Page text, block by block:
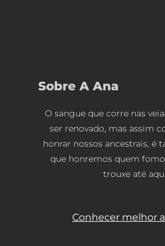
Sobre A Ana
O sangue que corre nas
ser renovado, mas assim
honrar nossos ancestrais, é
que honremos quem
trouxe até
Conhecer melhor a